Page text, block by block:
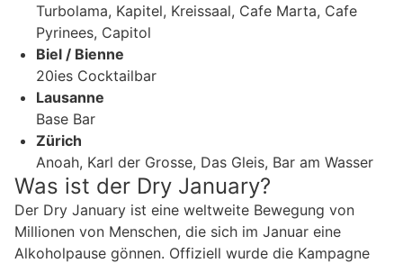
Turbolama, Kapitel, Kreissaal, Cafe Marta, Cafe
Pyrinees, Capitol
Biel / Bienne
20ies Cocktailbar
Lausanne
Base Bar
Zürich
Anoah, Karl der Grosse, Das Gleis, Bar am Wasser
Was ist der Dry January?
Der Dry January ist eine weltweite Bewegung von
Millionen von Menschen, die sich im Januar eine
Alkoholpause gönnen. Offiziell wurde die Kampagne